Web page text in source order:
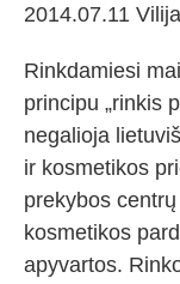
2014.07.11
Rinkdamiesi
principu „rinkis
negalioja
ir kosmetikos
prekybos
kosmetikos
apyvartos.